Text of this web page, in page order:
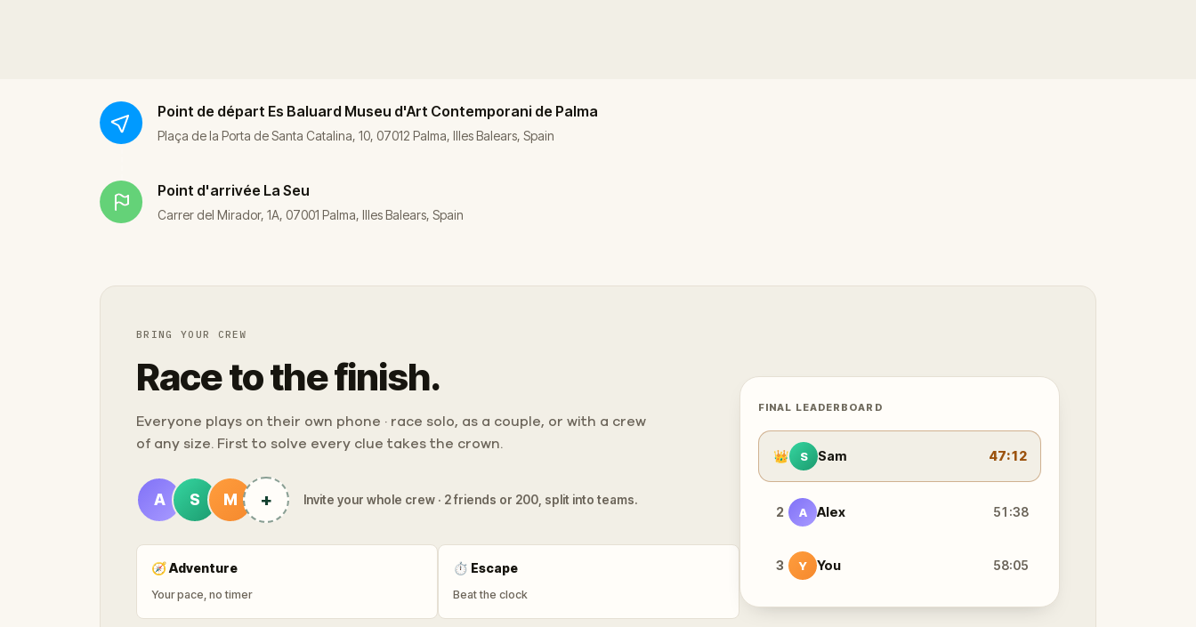
Point de départ Es Baluard Museu d'Art Contemporani de Palma
Plaça de la Porta de Santa Catalina, 10, 07012 Palma, Illes Balears, Spain
Point d'arrivée La Seu
Carrer del Mirador, 1A, 07001 Palma, Illes Balears, Spain
BRING YOUR CREW
Race to the finish.
Everyone plays on their own phone · race solo, as a couple, or with a crew
of any size. First to solve every clue takes the crown.
A S M + Invite your whole crew · 2 friends or 200, split into teams.
🧭Adventure
Your pace, no timer
⏱ Escape
Beat the clock
FINAL LEADERBOARD
👑 S Sam 47:12
2 A Alex 51:38
3 Y You 58:05